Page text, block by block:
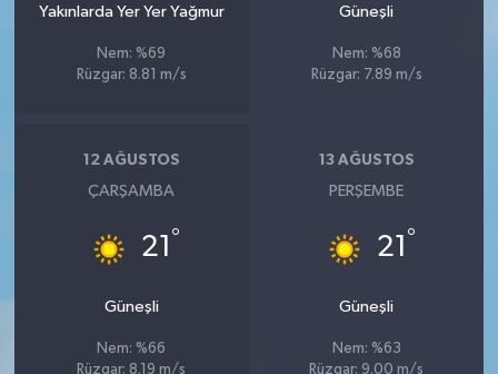
Yakınlarda Yer Yer Yağmur
Nem: %69
Rüzgar: 8.81 m/s
Güneşli
Nem: %68
Rüzgar: 7.89 m/s
12 AĞUSTOS
ÇARŞAMBA
21 °
Güneşli
Nem: %66
Rüzgar: 8.19 m/s
13 AĞUSTOS
PERŞEMBE
21 °
Güneşli
Nem: %63
Rüzgar: 9.00 m/s